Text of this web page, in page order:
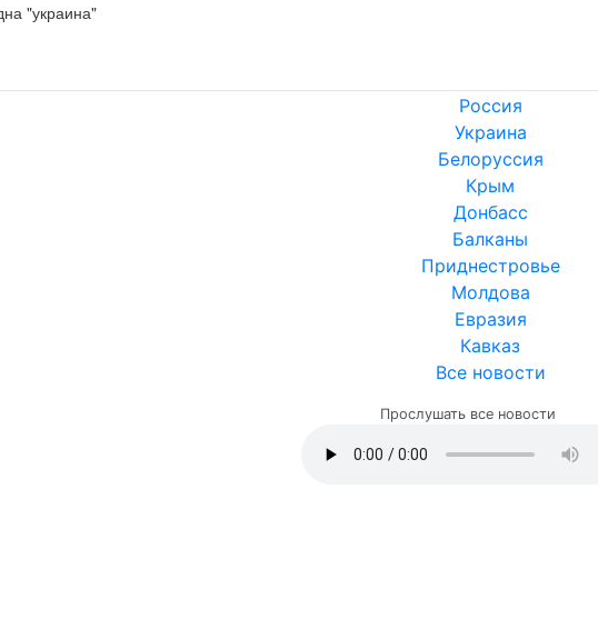
"украина"
Россия
Украина
Белоруссия
Крым
Донбасс
Балканы
Приднестровье
Молдова
Евразия
Кавказ
Все новости
Прослушать все новости